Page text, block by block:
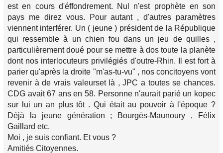
est en cours d'éffondrement. Nul n'est prophète en son
pays me direz vous. Pour autant , d'autres paramètres
viennent interférer. Un ( jeune ) président de la République
qui ressemble à un chien fou dans un jeu de quilles ,
particulièrement doué pour se mettre à dos toute la planète
dont nos interlocuteurs privilégiés d'outre-Rhin. Il est fort à
parier qu'après la droite "m'as-tu-vu" , nos concitoyens vont
revenir à de vrais valeurset là , JPC a toutes se chances.
CDG avait 67 ans en 58. Personne n'aurait parié un kopec
sur lui un an plus tôt . Qui était au pouvoir à l'époque ?
Déjà la jeune génération ; Bourgès-Maunoury , Félix
Gaillard etc.
Moi , je suis confiant. Et vous ?
Amitiés Citoyennes.